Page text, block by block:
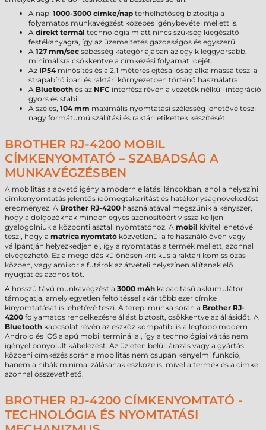
A napi 1000-3000 címke/nap terhelhetőség biztosítja a
folyamatos munkavégzést közepes igénybevétel mellett is.
A direkt termál technológia miatt nincs szükség kiegészítő
festékanyagra, így az üzemeltetés gazdaságos és egyszerű.
A 127 mm/sec sebesség kategóriájában az egyik leggyorsabb,
minimálisra csökkentve a címkézési folyamat idejét.
Az IP54minősítés és a 2,1 méteres ejtésállóság alkalmassá teszi a
strapabíró ipari és raktári környezetben történő használatra.
A Bluetooth és az NFC interfész révén a vezeték nélküli integráció
gyors és stabil.
A széles, 104 mm maximális nyomtatási szélesség lehetővé teszi
nagy formátumú szállítási és raktári etikettek készítését.
BROTHER RJ-4200 MOBIL
CÍMKENYOMTATÓ – SZABADSÁG A
MUNKAVÉGZÉSBEN
A mobilitás alapvető igény a modern ellátási láncokban, ahol a helyszíni
címkenyomtatás jelentős időmegtakarítást és hatékonyságnövekedést
eredményez. A Brother RJ-4200 használatával megszűnik a kényszer,
hogy a dolgozóknak minden egyes azonosítóért vissza kelljen
gyalogolniuk a központi asztali nyomtatóhoz. A mobil kivitel lehetővé
teszi, hogy a matrica nyomtató közvetlenül a felhasználó övén vagy
vállpántján helyezkedjen el, így a nyomtatás a termék mellett, azonnal
elvégezhető. Ez a megoldás különösen kritikus a raktári komissiózás
közben, vagy amikor a futárok az átvételi helyszínen állítanak elő
nyugtát és azonosítót.
A hosszú távú munkavégzést a 3000 mAh kapacitású akkumulátor
támogatja, amely egyetlen feltöltéssel akár több ezer címke
kinyomtatását is lehetővé teszi. A terepi munka során a Brother RJ-
4200 folyamatos rendelkezésre állást biztosít, csökkentve az állásidőt. A
Bluetooth kapcsolat révén az eszköz kompatibilis a legtöbb modern
Android és iOS alapú mobil terminállal, így a technológiai váltás nem
igényel bonyolult kábelezést. Az üzleten belüli árazás vagy a gyártás
közbeni címkézés során a mobilitás nem csupán kényelmi funkció,
hanem a hibák minimalizálásának eszköze is, mivel a termék és a címke
azonnal összevethető.
BROTHER RJ-4200 CÍMKENYOMTATÓ -
TECHNOLÓGIA ÉS NYOMTATÁSI